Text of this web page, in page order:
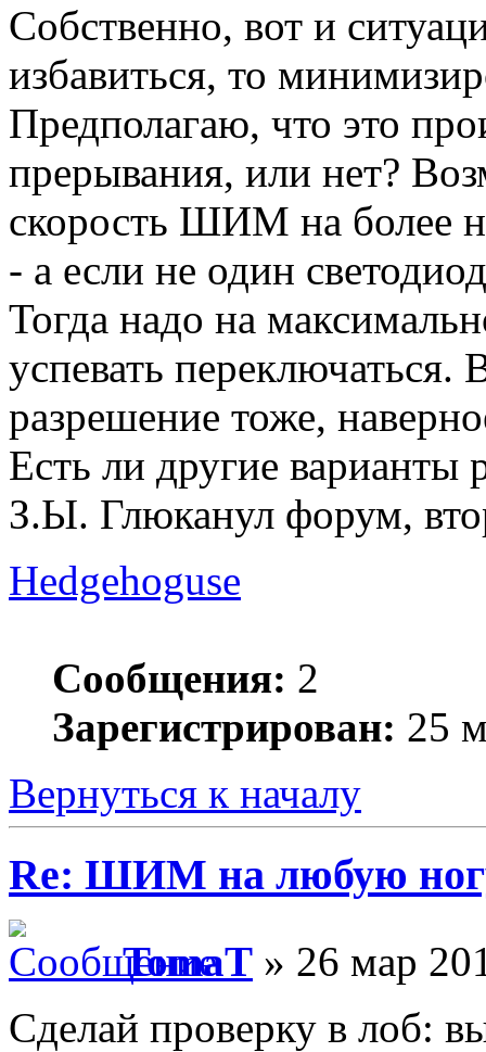
Собственно, вот и
избавиться, то
Предполагаю, что это
прерывания, или нет?
скорость ШИМ на более
- а если не один
Тогда надо на
успевать
разрешение тоже,
Есть ли другие
З.Ы. Глюканул форум,
Hedgehoguse
Сообщения: 2
Зарегистрирован: 25
Вернуться к началу
Re: ШИМ на любую
TomaT » 26 мар
Сделай проверку в лоб: